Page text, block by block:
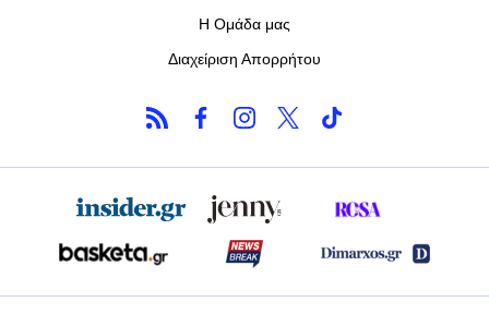
Η Ομάδα μας
Διαχείριση Απορρήτου